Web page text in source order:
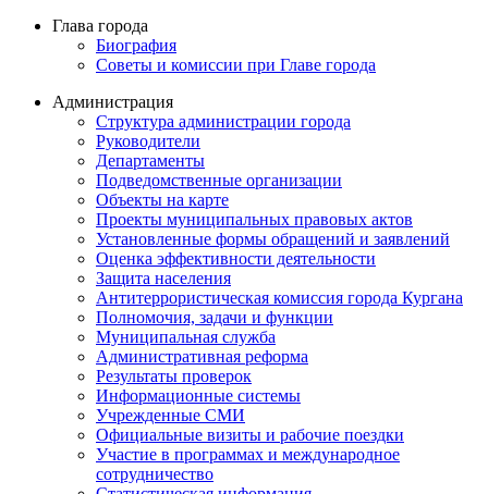
Глава города
Биография
Советы и комиссии при Главе города
Администрация
Структура администрации города
Руководители
Департаменты
Подведомственные организации
Объекты на карте
Проекты муниципальных правовых актов
Установленные формы обращений и заявлений
Оценка эффективности деятельности
Защита населения
Антитеррористическая комиссия города Кургана
Полномочия, задачи и функции
Муниципальная служба
Административная реформа
Результаты проверок
Информационные системы
Учрежденные СМИ
Официальные визиты и рабочие поездки
Участие в программах и международное
сотрудничество